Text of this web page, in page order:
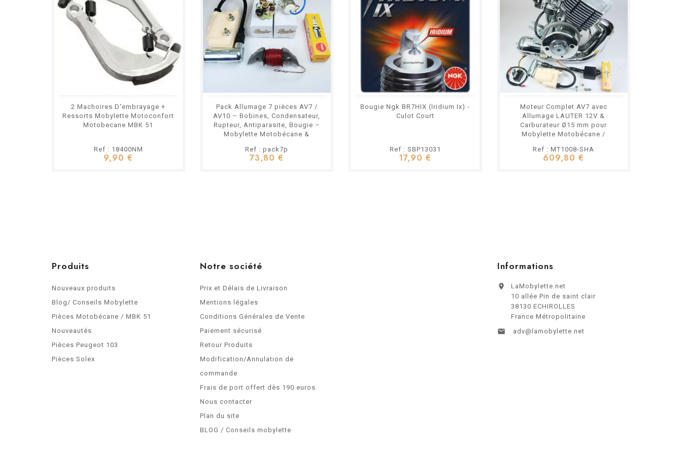
2 Machoires D'embrayage +
Ressorts Mobylette Motoconfort
Motobecane MBK 51
Ref : 18400NM
9,90 €
Pack Allumage 7 pièces AV7 /
AV10 – Bobines, Condensateur,
Rupteur, Antiparasite, Bougie –
Mobylette Motobécane &
Ref : pack7p
73,80 €
Bougie Ngk BR7HIX (Iridium Ix) -
Culot Court
Ref : SBP13031
17,90 €
Moteur Complet AV7 avec
Allumage LAUTER 12V &
Carburateur Ø15 mm pour
Mobylette Motobécane /
Ref : MT1008-SHA
609,80 €
Produits
Nouveaux produits
Blog/ Conseils Mobylette
Pièces Motobécane / MBK 51
Nouveautés
Pièces Peugeot 103
Pièces Solex
Notre société
Prix et Délais de Livraison
Mentions légales
Conditions Générales de Vente
Paiement sécurisé
Retour Produits
Modification/Annulation de
commande
Frais de port offert dès 190 euros
Nous contacter
Plan du site
BLOG / Conseils mobylette
Informations

LaMobylette.net
10 allée Pin de saint clair
38130 ECHIROLLES
France Métropolitaine
 adv@lamobylette.net